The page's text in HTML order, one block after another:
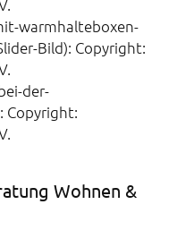
warmhalteboxen-
Bild): Copyright:
der-
Copyright:
Wohnen &